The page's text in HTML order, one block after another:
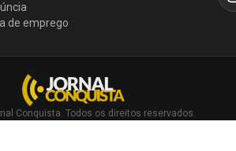
de emprego
Conquista. Todos os direitos reservados.